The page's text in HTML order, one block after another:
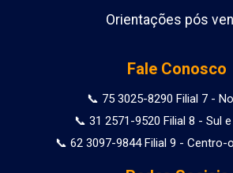
Orientações pós
Fale Conosco
📞 75 3025-8290 Filial 7 -
📞 31 2571-9520 Filial 8 - Sul
📞 62 3097-9844 Filial 9 - Centro-